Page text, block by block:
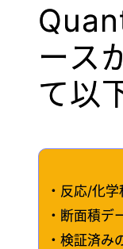
ース
て以
・反応/化
・断面積デ
・検証済み